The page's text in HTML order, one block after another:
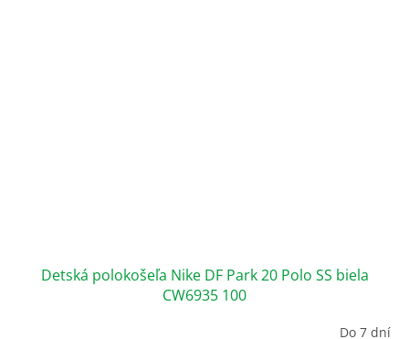
Detská polokošeľa Nike DF Park 20 Polo SS biela
CW6935 100
Do 7 dní